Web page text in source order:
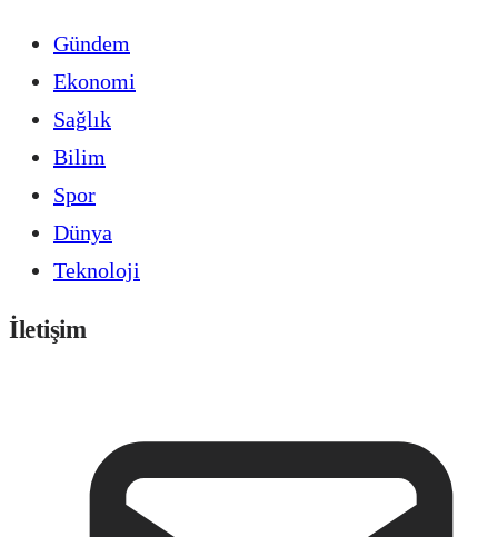
Gündem
Ekonomi
Sağlık
Bilim
Spor
Dünya
Teknoloji
İletişim